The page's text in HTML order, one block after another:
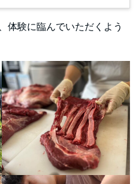
体験に臨んでいただくよう